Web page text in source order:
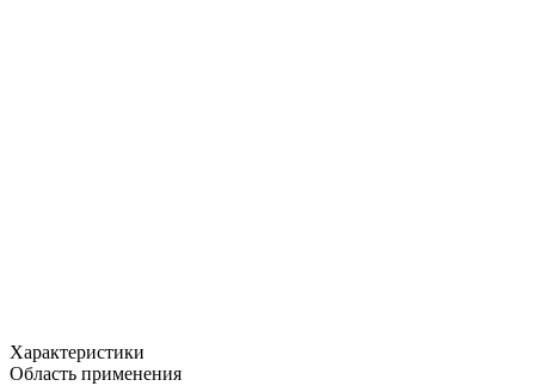
Характеристики
Область применения